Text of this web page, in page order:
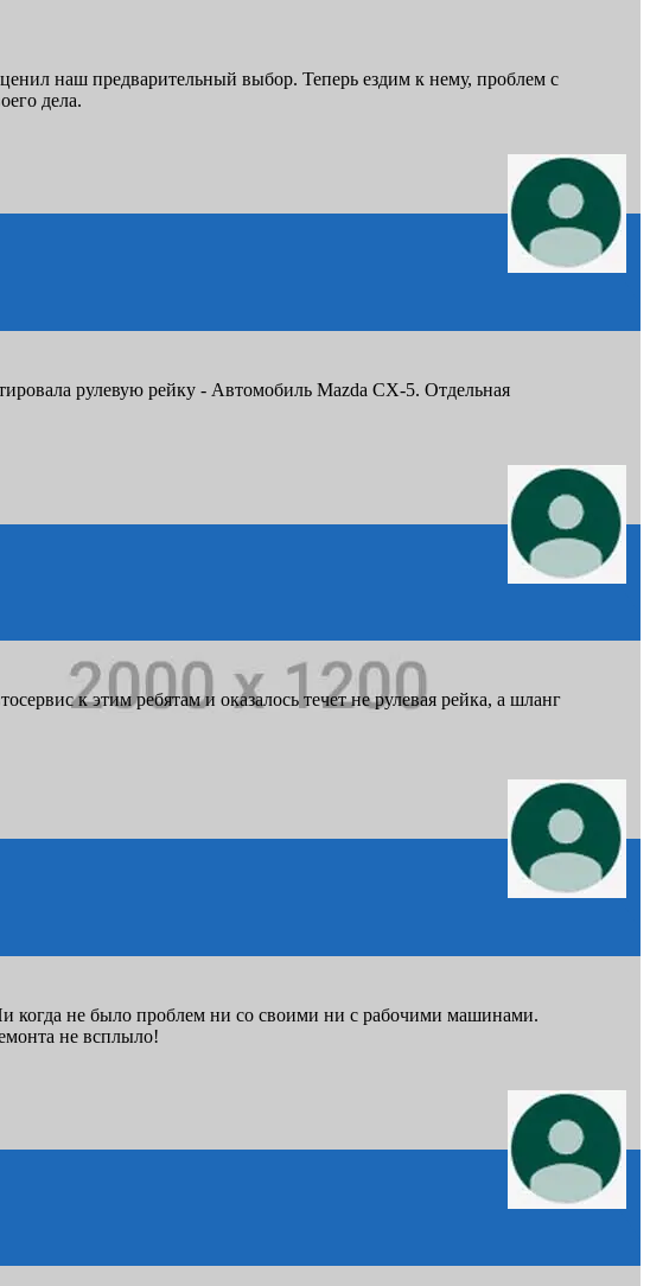
наш предварительный выбор. Теперь ездим к нему, проблем с
дела.
рулевую рейку - Автомобиль Mazda CX-5. Отдельная
к этим ребятам и оказалось течет не рулевая рейка, а шланг
не было проблем ни со своими ни с рабочими машинами.
не всплыло!